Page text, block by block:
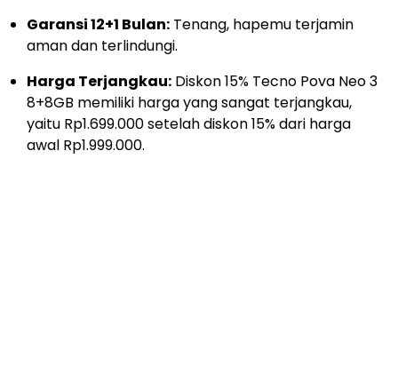
Garansi 12+1 Bulan: Tenang, hapemu terjamin
aman dan terlindungi.
Harga Terjangkau: Diskon 15% Tecno Pova Neo 3
8+8GB memiliki harga yang sangat terjangkau,
yaitu Rp1.699.000 setelah diskon 15% dari harga
awal Rp1.999.000.